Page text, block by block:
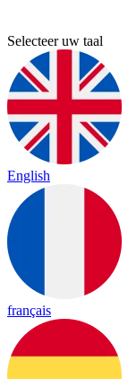
Selecteer uw taal
English
français